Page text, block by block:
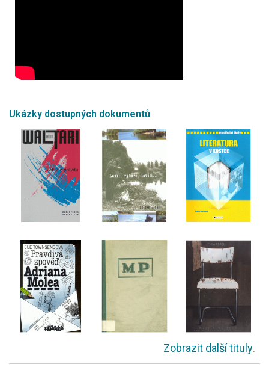
Ukázky dostupných dokumentů
Zobrazit další tituly.